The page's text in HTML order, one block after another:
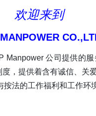
欢迎来到
公司提供的
，提供着含有诚信、
法的工作福利和工作环